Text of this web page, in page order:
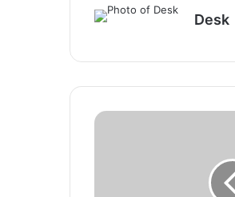
Desk